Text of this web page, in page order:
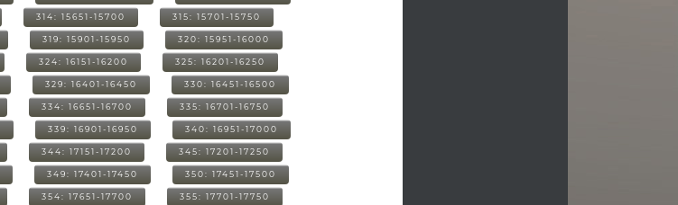
314: 15651-15700 315: 15701-15750
319: 15901-15950 320: 15951-16000
324: 16151-16200 325: 16201-16250
329: 16401-16450 330: 16451-16500
334: 16651-16700 335: 16701-16750
339: 16901-16950 340: 16951-17000
344: 17151-17200 345: 17201-17250
349: 17401-17450 350: 17451-17500
354: 17651-17700 355: 17701-17750